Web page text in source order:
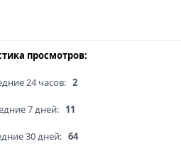
просмотров:
24 часов: 2
7 дней: 11
30 дней: 64